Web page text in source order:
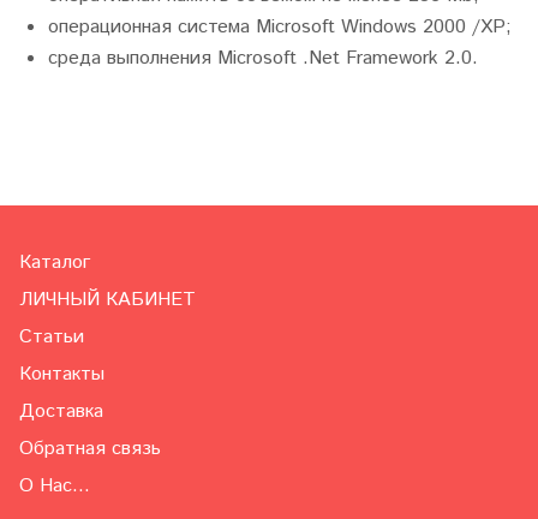
операционная система Microsoft Windows 2000 /XP;
среда выполнения Microsoft .Net Framework 2.0.
Каталог
ЛИЧНЫЙ КАБИНЕТ
Статьи
Контакты
Доставка
Обратная связь
О Нас...